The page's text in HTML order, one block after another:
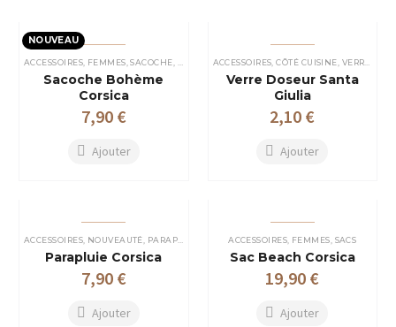
NOUVEAU
ACCESSOIRES, FEMMES ,SACOCHE SACOCHE FEMME,TROUSSE DE TOILETTE
Sacoche Bohème
Corsica
7,90 €
Ajouter
ACCESSOIRES ,CÔTÉ CUISINE VERRES PLASTIQUES
Verre Doseur Santa
Giulia
2,10 €
Ajouter
ACCESSOIRES, NOUVEAUTÉ PARAPLUIE
Parapluie Corsica
7,90 €
Ajouter
ACCESSOIRES FEMMES SACS
Sac Beach Corsica
19,90 €
Ajouter